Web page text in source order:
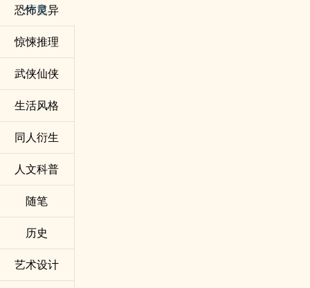
疗愈
恐怖灵异
惊悚推理
武侠仙侠
生活风格
同人衍生
人文科普
随笔
历史
艺术设计